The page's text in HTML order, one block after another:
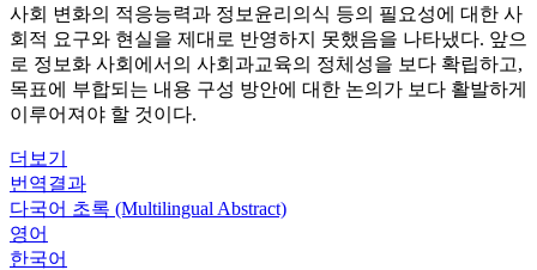
사회 변화의 적응능력과 정보윤리의식 등의 필요성에 대한 사
회적 요구와 현실을 제대로 반영하지 못했음을 나타냈다. 앞으
로 정보화 사회에서의 사회과교육의 정체성을 보다 확립하고,
목표에 부합되는 내용 구성 방안에 대한 논의가 보다 활발하게
이루어져야 할 것이다.
더보기
번역결과
다국어 초록 (Multilingual Abstract)
영어
한국어